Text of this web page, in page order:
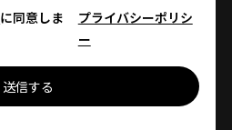
に同意しま
プライバシーポリシ
ー
送信する